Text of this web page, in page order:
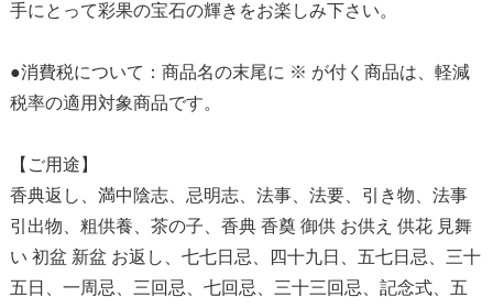
手にとって彩果の宝石の輝きをお楽しみ下さい。
●消費税について：商品名の末尾に ※ が付く商品は、軽減
税率の適用対象商品です。
【ご用途】
香典返し、満中陰志、忌明志、法事、法要、引き物、法事
引出物、粗供養、茶の子、香典 香奠 御供 お供え 供花 見舞
い 初盆 新盆 お返し、七七日忌、四十九日、五七日忌、三十
五日、一周忌、三回忌、七回忌、三十三回忌、記念式、五